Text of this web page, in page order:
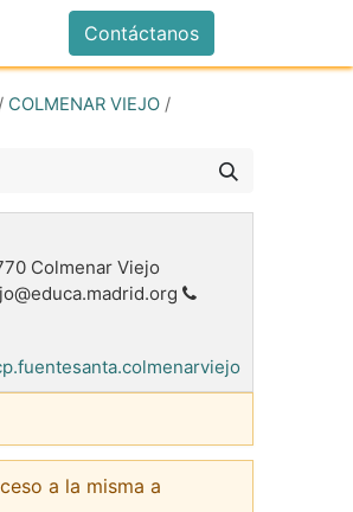
Contáctanos
/ COLMENAR VIEJO /
Colmenar Viejo
a la misma a